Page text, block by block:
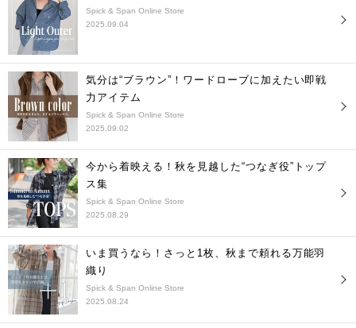
Spick & Span Online Store
2025.09.04
気分は“ブラウン”！ワードローブに加えたい即戦
力アイテム
Spick & Span Online Store
2025.09.02
今から着映える！秋を見越した“つなぎ役”トップ
ス集
Spick & Span Online Store
2025.08.29
いま買うなら！さっと1枚、秋まで頼れる万能羽
織り
Spick & Span Online Store
2025.08.24